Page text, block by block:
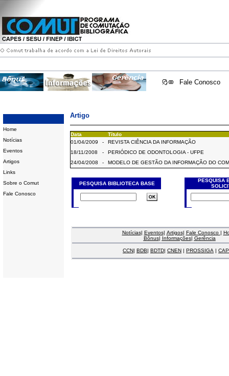
Fale Conosco
Home
Notícias
Eventos
Artigos
Links
Sobre o Comut
Fale Conosco
Artigo
Data
Título
01/04/2009
-
REVISTA CIÊNCIA DA INFORMAÇÃO
18/11/2008
-
PERIÓDICO DE ODONTOLOGIA - UFPE
24/04/2008
- MODELO DE GESTÃO DA INFORMAÇÃO DO
PESQUISA BIBLIOTECA BASE
PESQUISA
Notícias| Eventos| Artigos| Fale Conosco |
Bônus| Informações| Gerência
CCN| BDB| BDTD| CNEN | PROSSIGA |